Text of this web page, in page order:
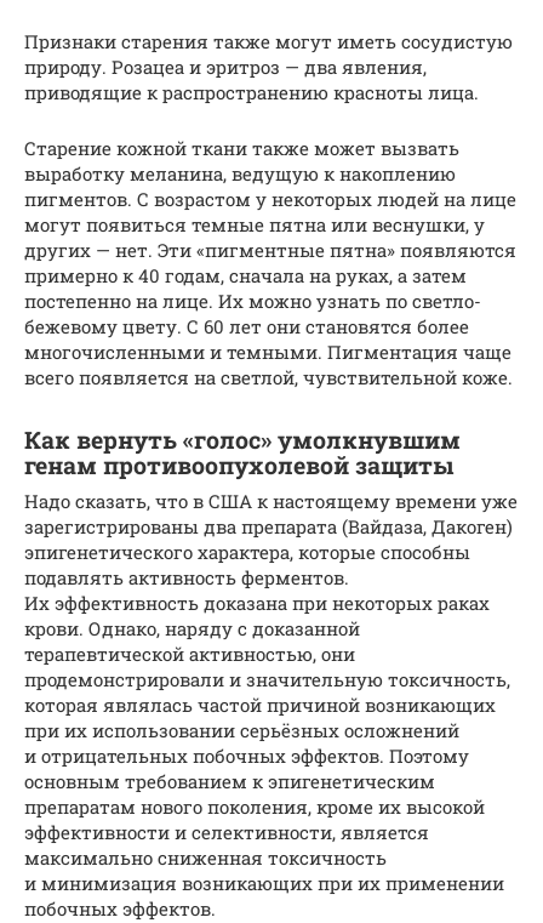
Признаки старения также могут иметь сосудистую
природу. Розацеа и эритроз — два явления,
приводящие к распространению красноты лица.
Старение кожной ткани также может вызвать
выработку меланина, ведущую к накоплению
пигментов. С возрастом у некоторых людей на лице
могут появиться темные пятна или веснушки, у
других — нет. Эти «пигментные пятна» появляются
примерно к 40 годам, сначала на руках, а затем
постепенно на лице. Их можно узнать по светло-
бежевому цвету. С 60 лет они становятся более
многочисленными и темными. Пигментация чаще
всего появляется на светлой, чувствительной коже.
Как вернуть «голос» умолкнувшим
генам противоопухолевой защиты
Надо сказать, что в США к настоящему времени уже
зарегистрированы два препарата (Вайдаза, Дакоген)
эпигенетического характера, которые способны
подавлять активность ферментов.
Их эффективность доказана при некоторых раках
крови. Однако, наряду с доказанной
терапевтической активностью, они
продемонстрировали и значительную токсичность,
которая являлась частой причиной возникающих
при их использовании серьёзных осложнений
и отрицательных побочных эффектов. Поэтому
основным требованием к эпигенетическим
препаратам нового поколения, кроме их высокой
эффективности и селективности, является
максимально сниженная токсичность
и минимизация возникающих при их применении
побочных эффектов.